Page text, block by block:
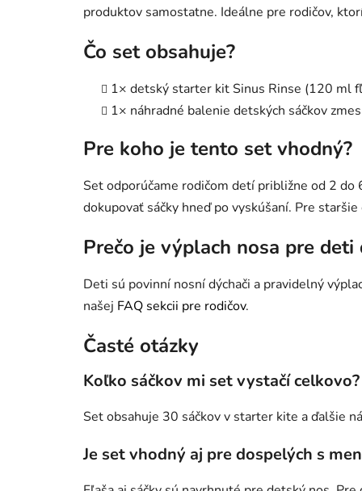
produktov samostatne. Ideálne pre rodičov,
Čo set obsahuje?
1× detský starter kit Sinus Rinse (120 ml
1× náhradné balenie detských sáčkov
Pre koho je tento set vhodný?
Set odporúčame rodičom detí približne od 2
dokupovať sáčky hneď po vyskúšaní. Pre
Prečo je výplach nosa pre deti
Deti sú povinní nosní dýchači a pravidelný
našej FAQ sekcii pre rodičov.
Časté otázky
Koľko sáčkov mi set vystačí celkovo?
Set obsahuje 30 sáčkov v starter kite a ďalšie
Je set vhodný aj pre dospelých s